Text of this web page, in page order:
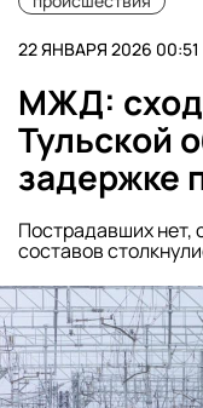
22 ЯНВАРЯ 2026 00:51
МЖД: сход
Тульской
задержке
Пострадавших нет,
составов